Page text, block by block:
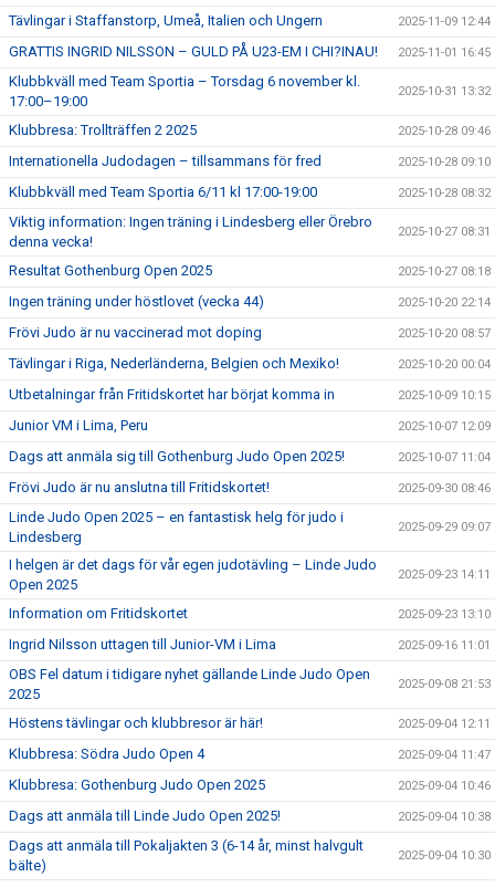
Tävlingar i Staffanstorp, Umeå, Italien och Ungern 2025-11-09 12:44
GRATTIS INGRID NILSSON – GULD PÅ U23-EM I CHI?INAU! 2025-11-01 16:45
Klubbkväll med Team Sportia – Torsdag 6 november kl.
17:00–19:00
2025-10-31 13:32
Klubbresa: Trollträffen 2 2025 2025-10-28 09:46
Internationella Judodagen – tillsammans för fred 2025-10-28 09:10
Klubbkväll med Team Sportia 6/11 kl 17:00-19:00 2025-10-28 08:32
Viktig information: Ingen träning i Lindesberg eller Örebro
denna vecka!
2025-10-27 08:31
Resultat Gothenburg Open 2025 2025-10-27 08:18
Ingen träning under höstlovet (vecka 44) 2025-10-20 22:14
Frövi Judo är nu vaccinerad mot doping 2025-10-20 08:57
Tävlingar i Riga, Nederländerna, Belgien och Mexiko! 2025-10-20 00:04
Utbetalningar från Fritidskortet har börjat komma in 2025-10-09 10:15
Junior VM i Lima, Peru 2025-10-07 12:09
Dags att anmäla sig till Gothenburg Judo Open 2025! 2025-10-07 11:04
Frövi Judo är nu anslutna till Fritidskortet! 2025-09-30 08:46
Linde Judo Open 2025 – en fantastisk helg för judo i
Lindesberg
2025-09-29 09:07
I helgen är det dags för vår egen judotävling – Linde Judo
Open 2025
2025-09-23 14:11
Information om Fritidskortet 2025-09-23 13:10
Ingrid Nilsson uttagen till Junior-VM i Lima 2025-09-16 11:01
OBS Fel datum i tidigare nyhet gällande Linde Judo Open
2025
2025-09-08 21:53
Höstens tävlingar och klubbresor är här! 2025-09-04 12:11
Klubbresa: Södra Judo Open 4 2025-09-04 11:47
Klubbresa: Gothenburg Judo Open 2025 2025-09-04 10:46
Dags att anmäla till Linde Judo Open 2025! 2025-09-04 10:38
Dags att anmäla till Pokaljakten 3 (6-14 år, minst halvgult
bälte)
2025-09-04 10:30